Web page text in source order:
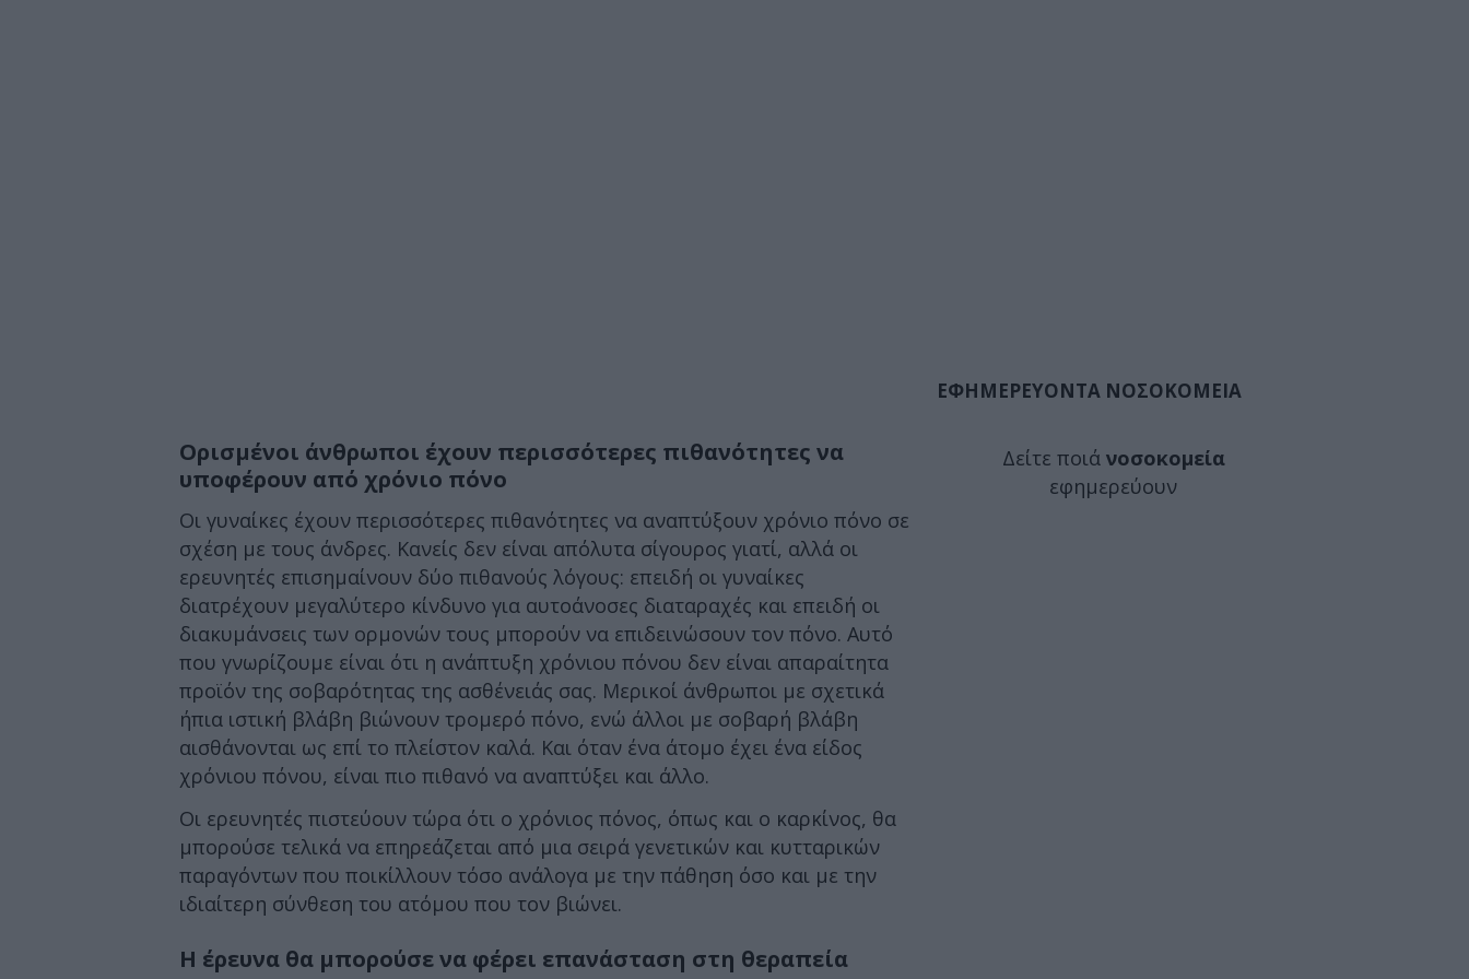
Ορισμένοι άνθρωποι έχουν περισσότερες πιθανότητες να
υποφέρουν από χρόνιο πόνο
Οι γυναίκες έχουν περισσότερες πιθανότητες να αναπτύξουν χρόνιο πόνο σε
σχέση με τους άνδρες. Κανείς δεν είναι απόλυτα σίγουρος γιατί, αλλά οι
ερευνητές επισημαίνουν δύο πιθανούς λόγους: επειδή οι γυναίκες
διατρέχουν μεγαλύτερο κίνδυνο για αυτοάνοσες διαταραχές και επειδή οι
διακυμάνσεις των ορμονών τους μπορούν να επιδεινώσουν τον πόνο. Αυτό
που γνωρίζουμε είναι ότι η ανάπτυξη χρόνιου πόνου δεν είναι απαραίτητα
προϊόν της σοβαρότητας της ασθένειάς σας. Μερικοί άνθρωποι με σχετικά
ήπια ιστική βλάβη βιώνουν τρομερό πόνο, ενώ άλλοι με σοβαρή βλάβη
αισθάνονται ως επί το πλείστον καλά. Και όταν ένα άτομο έχει ένα είδος
χρόνιου πόνου, είναι πιο πιθανό να αναπτύξει και άλλο.
Οι ερευνητές πιστεύουν τώρα ότι ο χρόνιος πόνος, όπως και ο καρκίνος, θα
μπορούσε τελικά να επηρεάζεται από μια σειρά γενετικών και κυτταρικών
παραγόντων που ποικίλλουν τόσο ανάλογα με την πάθηση όσο και με την
ιδιαίτερη σύνθεση του ατόμου που τον βιώνει.
Η έρευνα θα μπορούσε να φέρει επανάσταση στη θεραπεία
ΕΦΗΜΕΡΕΥΟΝΤΑ ΝΟΣΟΚΟΜΕΙΑ
Δείτε ποιά νοσοκομεία
εφημερεύουν